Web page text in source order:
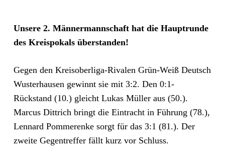
Unsere 2. Männermannschaft hat die Hauptrunde
des Kreispokals überstanden!
Gegen den Kreisoberliga-Rivalen Grün-Weiß Deutsch
Wusterhausen gewinnt sie mit 3:2. Den 0:1-
Rückstand (10.) gleicht Lukas Müller aus (50.).
Marcus Dittrich bringt die Eintracht in Führung (78.),
Lennard Pommerenke sorgt für das 3:1 (81.). Der
zweite Gegentreffer fällt kurz vor Schluss.